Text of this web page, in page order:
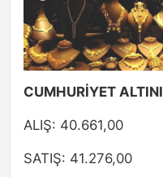
CUMHURİYET ALTINI
ALIŞ: 40.661,00
SATIŞ: 41.276,00